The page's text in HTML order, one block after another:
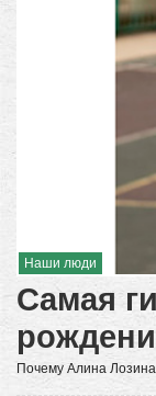
Наши люди
Самая
Почему Алина